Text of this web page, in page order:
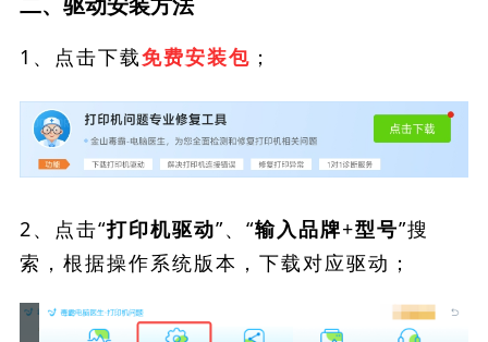
1、点击下载免费安装包 ；
2、点击“打印机驱动”、“输入品牌+型号”搜
索，根据操作系统版本，下载对应驱动；